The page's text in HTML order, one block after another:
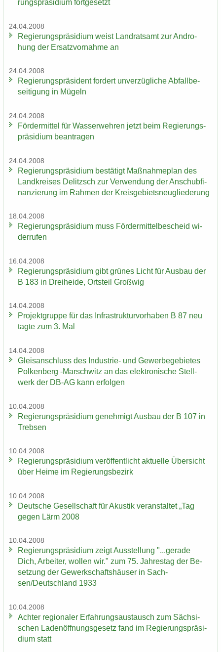
rungs­prä­si­di­um fort­ge­setzt
24.04.2008
Re­gie­rungs­prä­si­di­um weist Land­rats­amt zur An­dro­
hung der Er­satz­vor­nah­me an
24.04.2008
Re­gie­rungs­prä­si­dent for­dert un­ver­züg­li­che Ab­fall­be­
sei­ti­gung in Mü­geln
24.04.2008
För­der­mit­tel für Was­ser­weh­ren jetzt beim Re­gie­rungs­
prä­si­di­um be­an­tra­gen
24.04.2008
Re­gie­rungs­prä­si­di­um be­stä­tigt Maß­nah­me­plan des
Land­krei­ses De­litzsch zur Ver­wen­dung der An­schub­fi­
nan­zie­rung im Rah­men der Kreis­ge­biets­neu­glie­de­rung
18.04.2008
Re­gie­rungs­prä­si­di­um muss För­der­mit­tel­be­scheid wi­
der­ru­fen
16.04.2008
Re­gie­rungs­prä­si­di­um gibt grü­nes Licht für Aus­bau der
B 183 in Drei­hei­de, Orts­teil Groß­wig
14.04.2008
Pro­jekt­grup­pe für das In­fra­struk­tur­vor­ha­ben B 87 neu
tagte zum 3. Mal
14.04.2008
Gleis­an­schluss des Industrie-​ und Ge­wer­be­ge­bie­tes
Pol­ken­berg -​Marschwitz an das elek­tro­ni­sche Stell­
werk der DB-AG kann er­fol­gen
10.04.2008
Re­gie­rungs­prä­si­di­um ge­neh­migt Aus­bau der B 107 in
Treb­sen
10.04.2008
Re­gie­rungs­prä­si­di­um ver­öf­fent­licht ak­tu­el­le Über­sicht
über Heime im Re­gie­rungs­be­zirk
10.04.2008
Deut­sche Ge­sell­schaft für Akus­tik ver­an­stal­tet „Tag
gegen Lärm 2008
10.04.2008
Re­gie­rungs­prä­si­di­um zeigt Aus­stel­lung "...ge­ra­de
Dich, Ar­bei­ter, wol­len wir." zum 75. Jah­res­tag der Be­
set­zung der Ge­werk­schafts­häu­ser in Sach­
sen/Deutsch­land 1933
10.04.2008
Ach­ter re­gio­na­ler Er­fah­rungs­aus­tausch zum Säch­si­
schen La­den­öff­nungs­ge­setz fand im Re­gie­rungs­prä­si­
di­um statt